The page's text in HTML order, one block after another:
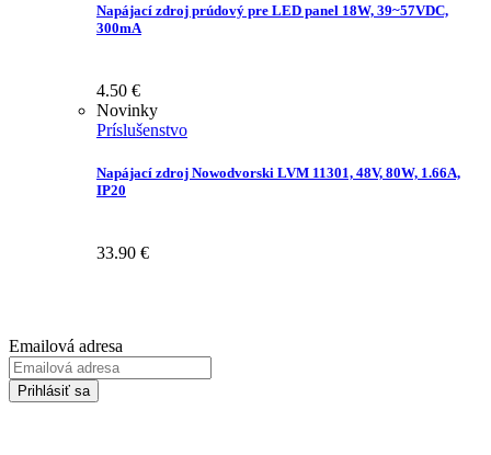
Napájací zdroj prúdový pre LED panel 18W, 39~57VDC,
300mA
4.50 €
Novinky
Príslušenstvo
Napájací zdroj Nowodvorski LVM 11301, 48V, 80W, 1.66A,
IP20
33.90 €
Emailová adresa
Prihlásiť sa